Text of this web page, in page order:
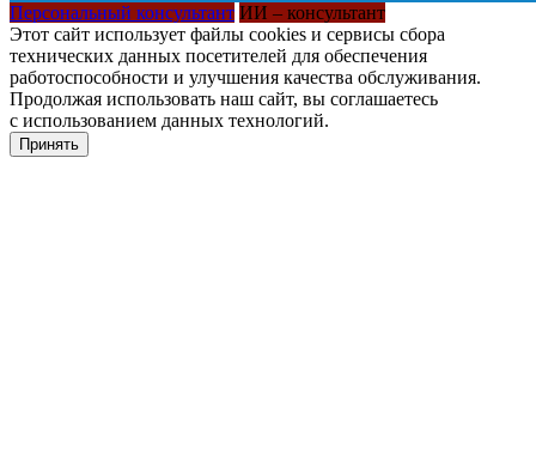
Персональный консультант ИИ – консультант
Этот сайт использует файлы cookies и сервисы сбора
технических данных посетителей для обеспечения
работоспособности и улучшения качества обслуживания.
Продолжая использовать наш сайт, вы соглашаетесь
с использованием данных технологий.
Принять